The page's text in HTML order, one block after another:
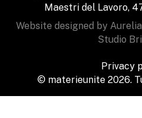
Maestri del Lavoro,
Website designed by
Studio
Privacy
© materieunite 2026.